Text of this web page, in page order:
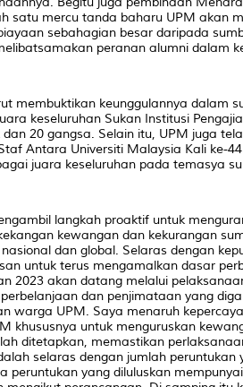
satu mercu tanda baharu UPM akan
sebahagian besar daripada
peranan alumni dalam
membuktikan keunggulannya dalam
keseluruhan Sukan Institusi
20 gangsa. Selain itu, UPM juga
Antara Universiti Malaysia Kali ke-
juara keseluruhan pada temasya
langkah proaktif untuk
kewangan dan kekurangan
dan global. Selaras dengan
untuk terus mengamalkan dasar
2023 akan datang melalui
perbelanjaan dan penjimataan yang
warga UPM. Saya menaruh
khususnya untuk menguruskan
ditetapkan, memastikan
selaras dengan jumlah peruntukan
peruntukan yang diluluskan